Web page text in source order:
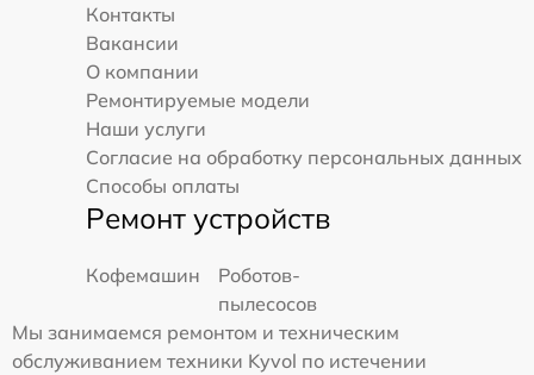
Контакты
Вакансии
О компании
Ремонтируемые модели
Наши услуги
Согласие на обработку персональных данных
Способы оплаты
Ремонт устройств
Кофемашин
Роботов-
пылесосов
Мы занимаемся ремонтом и техническим
обслуживанием техники Kyvol по истечении